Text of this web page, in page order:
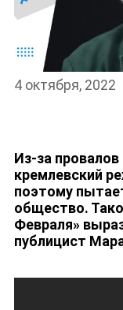
НОВОСТИ
4 октября, 2022
Из-за провалов
кремлевский
поэтому
общество.
Февраля»
публицист